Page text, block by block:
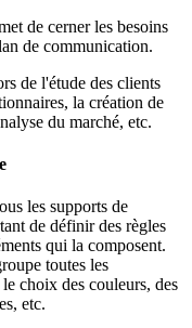
de cerner les besoins
de communication.
de l'étude des clients
la création de
du marché, etc.
les supports de
de définir des règles
qui la composent.
toutes les
choix des couleurs, des
etc.